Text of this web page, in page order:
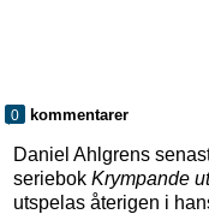
0 kommentarer
Daniel Ahlgrens
seriebok Krympande
utspelas återigen i